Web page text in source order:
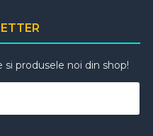
produsele noi din shop!